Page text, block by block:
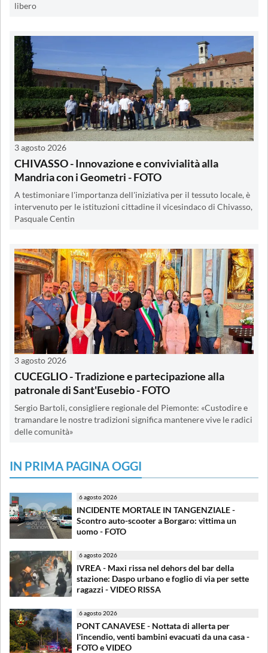
libero
3 agosto 2026
CHIVASSO - Innovazione e convivialità alla
Mandria con i Geometri - FOTO
A testimoniare l'importanza dell'iniziativa per il tessuto locale, è
intervenuto per le istituzioni cittadine il vicesindaco di Chivasso,
Pasquale Centin
3 agosto 2026
CUCEGLIO - Tradizione e partecipazione alla
patronale di Sant'Eusebio - FOTO
Sergio Bartoli, consigliere regionale del Piemonte: «Custodire e
tramandare le nostre tradizioni significa mantenere vive le radici
delle comunità»
IN PRIMA PAGINA OGGI
6 agosto 2026
INCIDENTE MORTALE IN TANGENZIALE -
Scontro auto-scooter a Borgaro: vittima un
uomo - FOTO
6 agosto 2026
IVREA - Maxi rissa nel dehors del bar della
stazione: Daspo urbano e foglio di via per sette
ragazzi - VIDEO RISSA
6 agosto 2026
PONT CANAVESE - Nottata di allerta per
l'incendio, venti bambini evacuati da una casa -
FOTO e VIDEO